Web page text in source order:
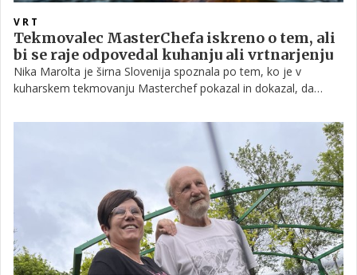
VRT
Tekmovalec MasterChefa iskreno o tem, ali
bi se raje odpovedal kuhanju ali vrtnarjenju
Nika Marolta je širna Slovenija spoznala po tem, ko je v
kuharskem tekmovanju Masterchef pokazal in dokazal, da
življenja, pri katerem se trudi delovati čim bolj trajnostno. In
prav na tak okolju in denarnici prijazen način obdeluje tudi svoj
vrt. Še več, Niku posebno veselje predstavlja uporaba tistih
delov pridelka, ki jih sicer navadno zavržemo – ali ste na primer
vedeli, da redkvica tvori tudi plodove v obliki strokov, ki so prav
tako užitni in zdravi kot gomolji?